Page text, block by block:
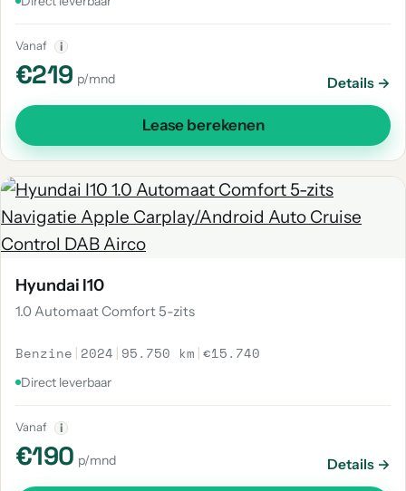
Vanaf i
€219 p/mnd Details →
Lease berekenen
Hyundai I10
1.0 Automaat Comfort 5-zits
Benzine | 2024 | 95.750 km |€15.740
Direct leverbaar
Vanaf i
€190 p/mnd Details →